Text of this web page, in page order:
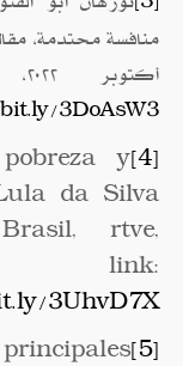
أكتوبر ٢٠٢٢، متاح عبر الرابط التالي:
3DoAsW3
[4]
y
da Silva
rtve,
link:
3UhvD7X
[5]